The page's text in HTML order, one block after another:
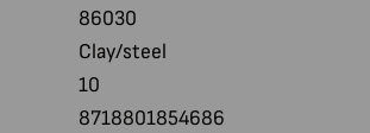
86030
Clay/steel
10
8718801854686